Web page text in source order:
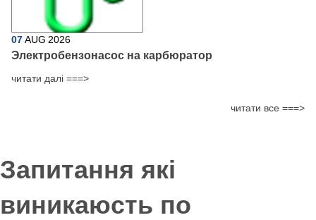
07AUG 2026
Электробензонасос на карбюратор
читати далі ===>
читати все ===>
Запитання які
виникаюсть по